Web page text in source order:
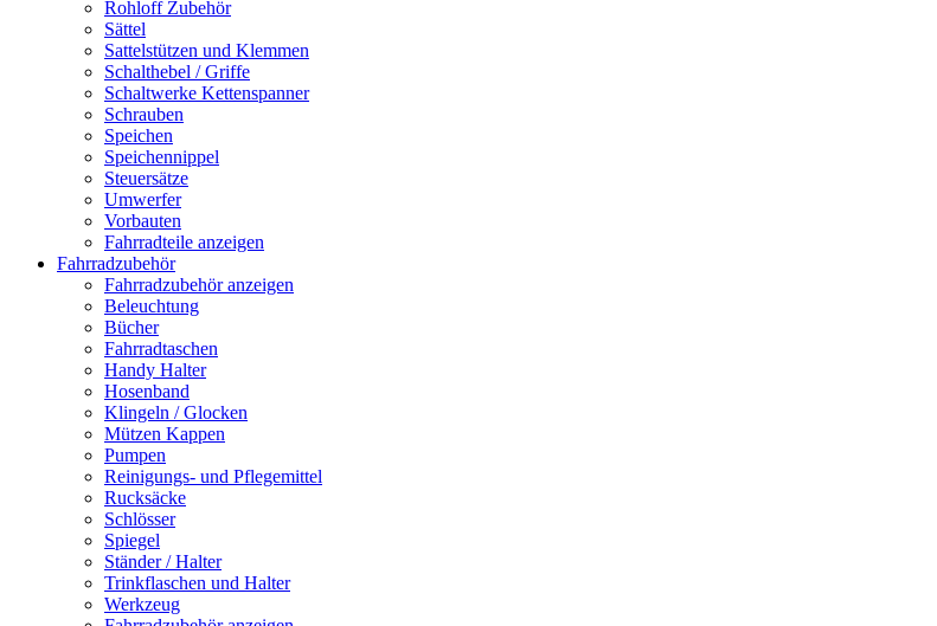
Rohloff Zubehör
Sättel
Sattelstützen und Klemmen
Schalthebel / Griffe
Schaltwerke Kettenspanner
Schrauben
Speichen
Speichennippel
Steuersätze
Umwerfer
Vorbauten
Fahrradteile anzeigen
Fahrradzubehör
Fahrradzubehör anzeigen
Beleuchtung
Bücher
Fahrradtaschen
Handy Halter
Hosenband
Klingeln / Glocken
Mützen Kappen
Pumpen
Reinigungs- und Pflegemittel
Rucksäcke
Schlösser
Spiegel
Ständer / Halter
Trinkflaschen und Halter
Werkzeug